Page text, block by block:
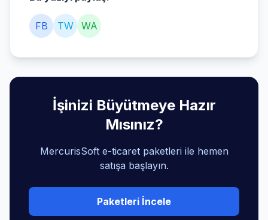
FB TW WA
İşinizi Büyütmeye Hazır
Mısınız?
MercurisSoft e-ticaret paketleri ile hemen
satışa başlayın.
Paketleri İncele